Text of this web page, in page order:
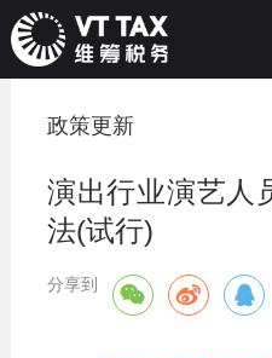
政策更新
演出行业演艺人
法(试行)
分享到